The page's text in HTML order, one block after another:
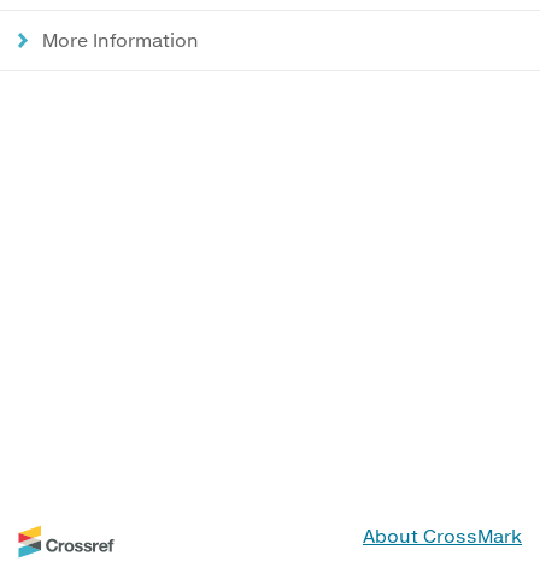
More Information
About CrossMark